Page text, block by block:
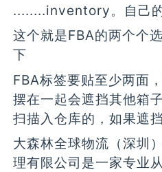
........inventory。自己的
这个就是FBA的两个个
下
FBA标签要贴至少两面
摆在一起会遮挡其他箱
扫描入仓库的，如果遮
大森林全球物流（深圳
理有限公司是一家专业